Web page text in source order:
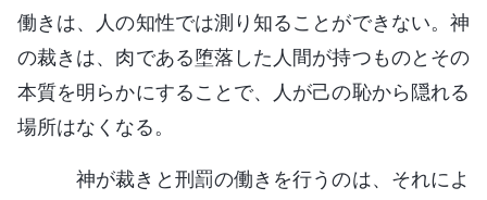
働きは、人の知性では測り知ることができない。神
の裁きは、肉である堕落した人間が持つものとその
本質を明らかにすることで、人が己の恥から隠れる
場所はなくなる。
神が裁きと刑罰の働きを行うのは、それによ